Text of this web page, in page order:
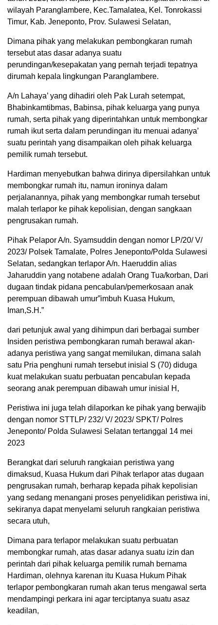
wilayah Paranglambere, Kec.Tamalatea, Kel. Tonrokassi
Timur, Kab. Jeneponto, Prov. Sulawesi Selatan,
Dimana pihak yang melakukan pembongkaran rumah
tersebut atas dasar adanya suatu
perundingan/kesepakatan yang pernah terjadi tepatnya
dirumah kepala lingkungan Paranglambere.
A/n Lahaya’ yang dihadiri oleh Pak Lurah setempat,
Bhabinkamtibmas, Babinsa, pihak keluarga yang punya
rumah, serta pihak yang diperintahkan untuk membongkar
rumah ikut serta dalam perundingan itu menuai adanya’
suatu perintah yang disampaikan oleh pihak keluarga
pemilik rumah tersebut.
Hardiman menyebutkan bahwa dirinya dipersilahkan untuk
membongkar rumah itu, namun ironinya dalam
perjalanannya, pihak yang membongkar rumah tersebut
malah terlapor ke pihak kepolisian, dengan sangkaan
pengrusakan rumah.
Pihak Pelapor A/n. Syamsuddin dengan nomor LP/20/ V/
2023/ Polsek Tamalate, Polres Jeneponto/Polda Sulawesi
Selatan, sedangkan terlapor A/n. Haeruddin alias
Jaharuddin yang notabene adalah Orang Tua/korban, Dari
dugaan tindak pidana pencabulan/pemerkosaan anak
perempuan dibawah umur”imbuh Kuasa Hukum,
Iman,S.H.”
dari petunjuk awal yang dihimpun dari berbagai sumber
Insiden peristiwa pembongkaran rumah berawal akan-
adanya peristiwa yang sangat memilukan, dimana salah
satu Pria penghuni rumah tersebut inisial S (70) diduga
kuat melakukan suatu perbuatan pencabulan kepada
seorang anak perempuan dibawah umur inisial H,
Peristiwa ini juga telah dilaporkan ke pihak yang berwajib
dengan nomor STTLP/ 232/ V/ 2023/ SPKT/ Polres
Jeneponto/ Polda Sulawesi Selatan tertanggal 14 mei
2023
Berangkat dari seluruh rangkaian peristiwa yang
dimaksud, Kuasa Hukum dari Pihak terlapor atas dugaan
pengrusakan rumah, berharap kepada pihak kepolisian
yang sedang menangani proses penyelidikan peristiwa ini,
sekiranya dapat menyelami seluruh rangkaian peristiwa
secara utuh,
Dimana para terlapor melakukan suatu perbuatan
membongkar rumah, atas dasar adanya suatu izin dan
perintah dari pihak keluarga pemilik rumah bernama
Hardiman, olehnya karenan itu Kuasa Hukum Pihak
terlapor pembongkaran rumah akan terus mengawal serta
mendampingi perkara ini agar terciptanya suatu asaz
keadilan,